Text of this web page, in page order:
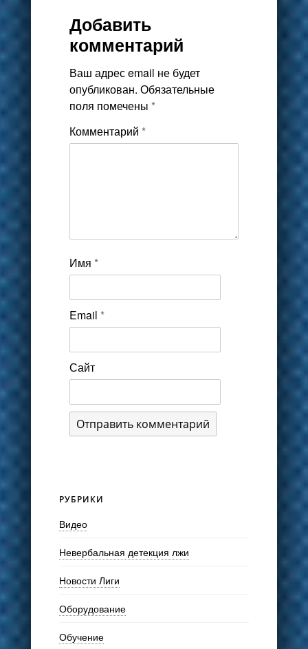
Добавить
комментарий
Ваш адрес email не будет
опубликован. Обязательные
поля помечены *
Комментарий *
Имя *
Email *
Сайт
РУБРИКИ
Видео
Невербальная детекция лжи
Новости Лиги
Оборудование
Обучение